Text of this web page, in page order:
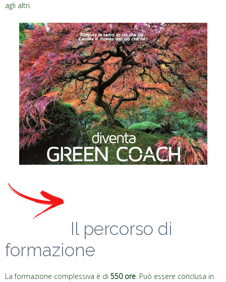
agli altri.
Il percorso di
formazione
La formazione complessiva è di 550 ore. Può essere conclusa in